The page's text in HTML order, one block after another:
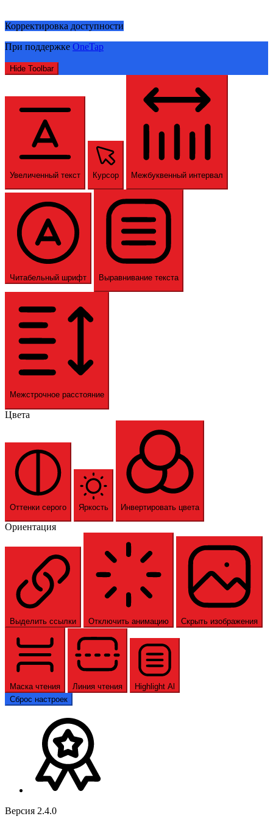
Корректировка доступности
При поддержке OneTap
Hide Toolbar
Увеличенный текст Курсор Межбуквенный интервал
Читабельный шрифт Выравнивание текста
Межстрочное расстояние
Цвета
Оттенки серого Яркость Инвертировать цвета
Ориентация
Выделить ссылки Отключить анимацию Скрыть изображения
Маска чтения Линия чтения
Highlight Al
Сброс настроек
Версия 2.4.0